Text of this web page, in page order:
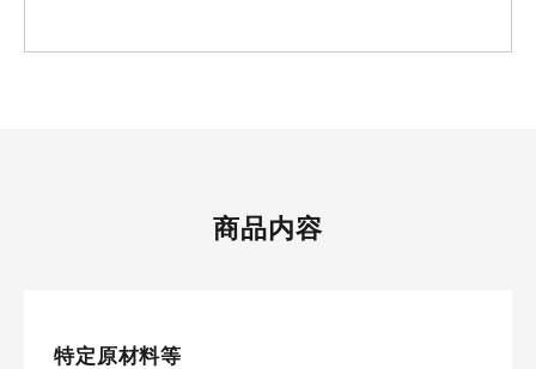
商品内容
特定原材料等